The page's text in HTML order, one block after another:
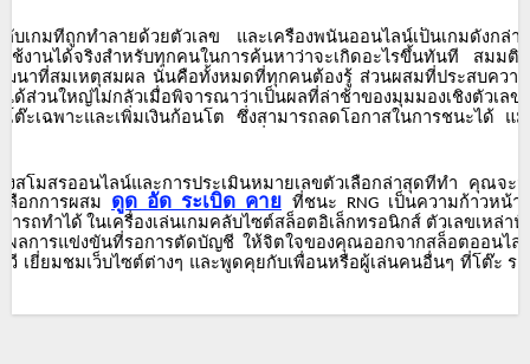
บเกมที่ถูกทำลายด้วยตัวเลข
และเครื่องพนันออนไลน์เป็นเกมดังกล่าว
ช้งานได้จริงสำหรับทุกคนในการค้นหาว่าจะเกิดอะไรขึ้นทันที
สมมติ
นาที่สมเหตุสมผล นั่นคือทั้งหมดที่ทุกคนต้องรู้ ส่วนผสมที่ประสบควา
ได้ส่วนใหญ่ไม่กลัวเมื่อพิจารณาว่าเป็นผลที่ล่าช้าของมุมมองเชิงตัวเลข
ต๊ะเฉพาะและเพิ่มเงินก้อนโต
ซึ่งสามารถลดโอกาสในการชนะได้
แ
สโมสรออนไลน์และการประเมินหมายเลขตัวเลือกล่าสุดที่ทำ คุณจะมี
เลือกการผสม ดูด อัด ระเบิด คาย ที่ชนะ RNG เป็นความก้าวหน้า
ารถทำได้ ในเครื่องเล่นเกมคลับไซต์สล็อตอิเล็กทรอนิกส์ ตัวเลขเหล่า
ผลการแข่งขันที่รอการตัดบัญชี ให้จิตใจของคุณออกจากสล็อตออนไล
วี เยี่ยมชมเว็บไซต์ต่างๆ และพูดคุยกับเพื่อนหรือผู้เล่นคนอื่นๆ ที่โต๊ะ ร